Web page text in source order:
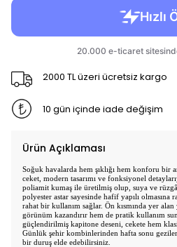
2000 TL üzeri ücretsiz kargo
10 gün içinde iade değişim
Ürün Açıklaması
Soğuk havalarda hem şıklığı hem konforu bir
ceket, modern tasarımı ve fonksiyonel
poliamit kumaş ile üretilmiş olup, suya ve
polyester astar sayesinde hafif yapılı olmasına
rahat bir kullanım sağlar. Ön kısmında yer
görünüm kazandırır hem de pratik kullanım
güçlendirilmiş kapitone deseni, cekete hem
Günlük şehir kombinlerinden hafta sonu
bir duruş elde edebilirsiniz.